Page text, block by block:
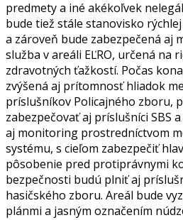
predmety a iné akékoľvek
bude tiež stále stanovisko
a zároveň bude zabezpečená aj
služba v areáli EĽRO, určená na
zdravotných ťažkostí. Počas
zvýšená aj prítomnosť hliadok
príslušníkov Policajného zboru,
zabezpečovať aj príslušníci SBS
aj monitoring prostredníctvom
systému, s cieľom zabezpečiť
pôsobenie pred protiprávnymi
bezpečnosti budú plniť aj
hasičského zboru. Areál bude
plánmi a jasným označením